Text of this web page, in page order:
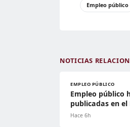
Empleo público
NOTICIAS
EMPLEO PÚBLICO
Empleo público
publicadas en el
Hace 6h